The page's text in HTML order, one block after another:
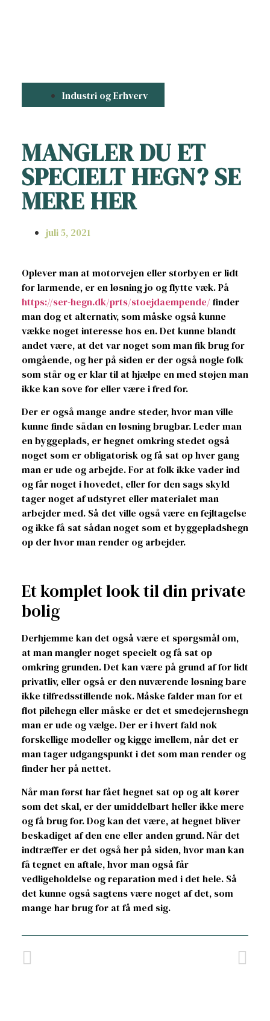
Industri og Erhverv
MANGLER DU ET
SPECIELT HEGN? SE
MERE HER
juli 5, 2021
Oplever man at motorvejen eller storbyen er lidt
for larmende, er en løsning jo og flytte væk. På
https://ser-hegn.dk/prts/stoejdaempende/ finder
man dog et alternativ, som måske også kunne
vække noget interesse hos en. Det kunne blandt
andet være, at det var noget som man fik brug for
omgående, og her på siden er der også nogle folk
som står og er klar til at hjælpe en med støjen man
ikke kan sove for eller være i fred for.
Der er også mange andre steder, hvor man ville
kunne finde sådan en løsning brugbar. Leder man
en byggeplads, er hegnet omkring stedet også
noget som er obligatorisk og få sat op hver gang
man er ude og arbejde. For at folk ikke vader ind
og får noget i hovedet, eller for den sags skyld
tager noget af udstyret eller materialet man
arbejder med. Så det ville også være en fejltagelse
og ikke få sat sådan noget som et byggepladshegn
op der hvor man render og arbejder.
Et komplet look til din private
bolig
Derhjemme kan det også være et spørgsmål om,
at man mangler noget specielt og få sat op
omkring grunden. Det kan være på grund af for lidt
privatliv, eller også er den nuværende løsning bare
ikke tilfredsstillende nok. Måske falder man for et
flot pilehegn eller måske er det et smedejernshegn
man er ude og vælge. Der er i hvert fald nok
forskellige modeller og kigge imellem, når det er
man tager udgangspunkt i det som man render og
finder her på nettet.
Når man først har fået hegnet sat op og alt kører
som det skal, er der umiddelbart heller ikke mere
og få brug for. Dog kan det være, at hegnet bliver
beskadiget af den ene eller anden grund. Når det
indtræffer er det også her på siden, hvor man kan
få tegnet en aftale, hvor man også får
vedligeholdelse og reparation med i det hele. Så
det kunne også sagtens være noget af det, som
mange har brug for at få med sig.